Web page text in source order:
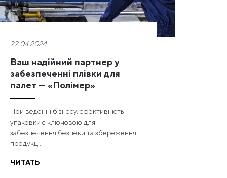
22.04.2024
Ваш надійний партнер у
забезпеченні плівки для
палет — «Полімер»
При веденні бізнесу, ефективність
упаковки є ключовою для
забезпечення безпеки та збереження
продукц...
ЧИТАТЬ